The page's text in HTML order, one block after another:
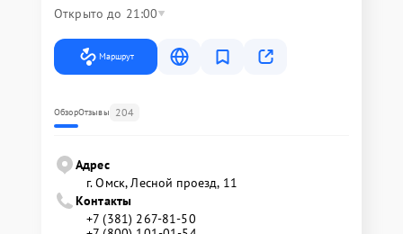
Открыто до 21:00
Маршрут
ОбзорОтзывы 204
Адрес
г. Омск, ​Лесной проезд, 11
Контакты
+7 (381) 267-81-50